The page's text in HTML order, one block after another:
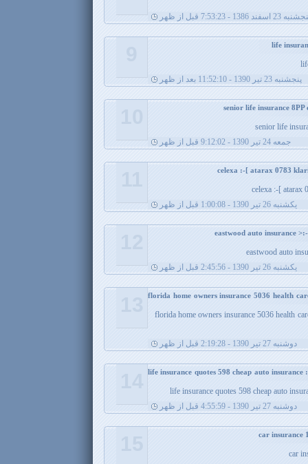
23 اسفند 1386 - 7:53:23 قبل از ظهر
پنجشنبه 23 تیر 1390 - 11:52:10 بعد از ظهر
senior life
جمعه 24 تیر 1390 - 9:12:02 قبل از ظهر
celexa :-[ atarax
يکشنبه 26 تیر 1390 - 1:00:08 قبل از ظهر
eastwood auto
يکشنبه 26 تیر 1390 - 2:45:56 قبل از ظهر
florida home owners insurance 5036 health
florida home owners insurance 5036 health
دوشنبه 27 تیر 1390 - 2:19:28 قبل از ظهر
life insurance quotes 598 cheap auto insurance
life insurance quotes 598 cheap auto
دوشنبه 27 تیر 1390 - 4:55:59 قبل از ظهر
car